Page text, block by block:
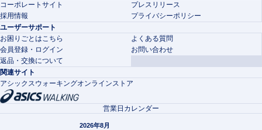
コーポレートサイト
プレスリリース
採用情報
プライバシーポリシー
ユーザーサポート
お困りごとはこちら
よくある質問
会員登録・ログイン
お問い合わせ
返品・交換について
関連サイト
アシックスウォーキングオンラインストア
営業日カレンダー
2026年8月